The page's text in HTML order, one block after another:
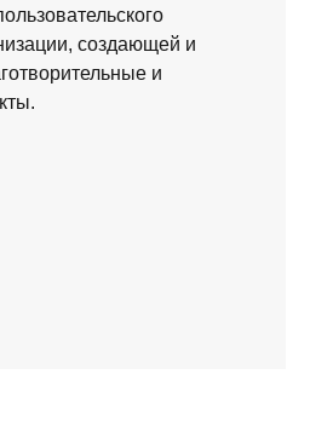
создающей и
и